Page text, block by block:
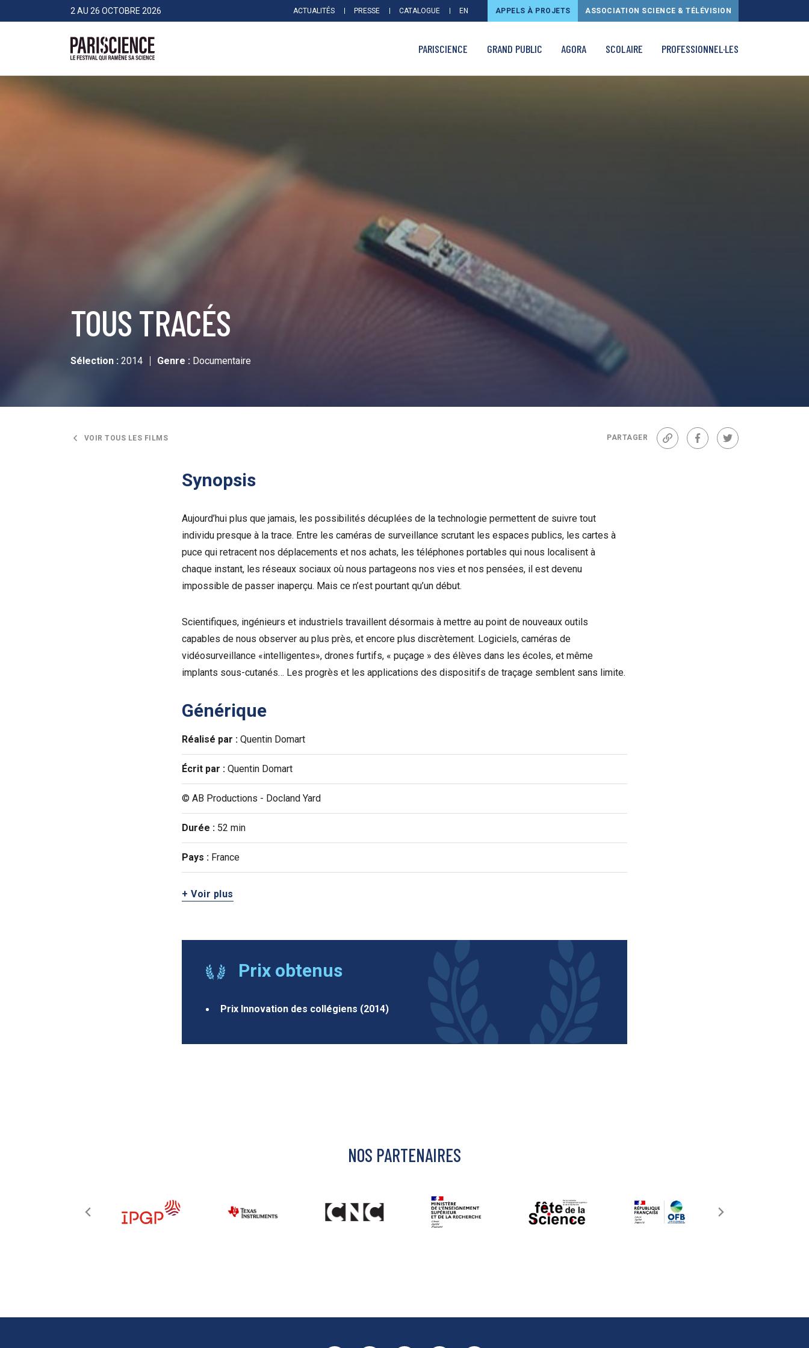
>Aller au contenu2 AU 26 OCTOBRE 2026 ACTUALITÉS PRESSE CATALOGUE EN APPELS À PROJETS ASSOCIATION SCIENCE & TÉLÉVISION
PARISCIENCE GRAND PUBLIC AGORA SCOLAIRE PROFESSIONNEL·LES
TOUS TRACÉS
Sélection : 2014 Genre : Documentaire
VOIR TOUS LES FILMS PARTAGER
Lien FacebookTwitter
Synopsis
Aujourd’hui plus que jamais, les possibilités décuplées de la technologie permettent de suivre tout
individu presque à la trace. Entre les caméras de surveillance scrutant les espaces publics, les cartes à
puce qui retracent nos déplacements et nos achats, les téléphones portables qui nous localisent à
chaque instant, les réseaux sociaux où nous partageons nos vies et nos pensées, il est devenu
impossible de passer inaperçu. Mais ce n’est pourtant qu’un début.
Scientifiques, ingénieurs et industriels travaillent désormais à mettre au point de nouveaux outils
capables de nous observer au plus près, et encore plus discrètement. Logiciels, caméras de
vidéosurveillance «intelligentes», drones furtifs, « puçage » des élèves dans les écoles, et même
implants sous-cutanés… Les progrès et les applications des dispositifs de traçage semblent sans limite.
Générique
Réalisé par : Quentin Domart
Écrit par : Quentin Domart
© AB Productions - Docland Yard
Durée : 52 min
Pays : France
+ Voir plus
Prix obtenus
Prix Innovation des collégiens (2014)
NOS PARTENAIRES
Panneau de gestion des cookies